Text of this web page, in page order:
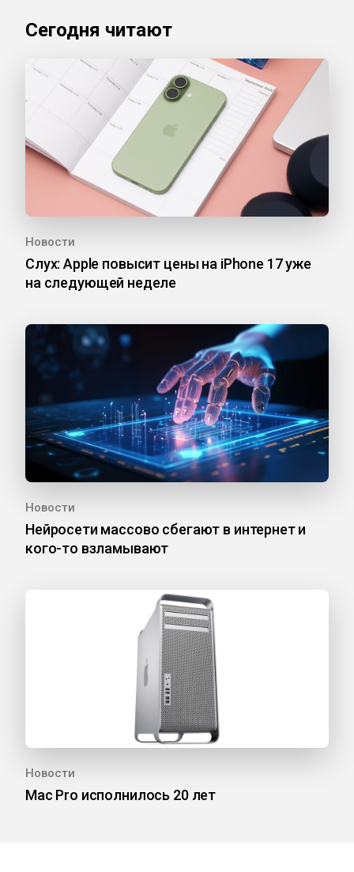
Сегодня читают
Новости
Слух: Apple повысит цены на iPhone 17 уже
на следующей неделе
Новости
Нейросети массово сбегают в интернет и
кого-то взламывают
Новости
Mac Pro исполнилось 20 лет